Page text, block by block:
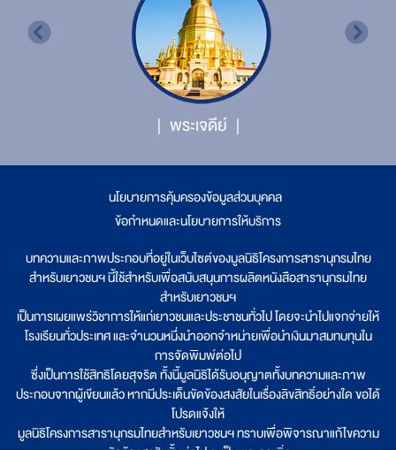
พระเจดีย์
นโยบายการคุ้มครองข้อมูลส่วนบุคคล
ข้อกำหนดและนโยบายการให้บริการ
บทความและภาพประกอบที่อยู่ในเว็บไซต์ของมูลนิธิโครงการสารานุกรมไทย
สำหรับเยาวชนฯ นี้ใช้สำหรับเพื่อสนับสนุนการผลิตหนังสือสารานุกรมไทย
สำหรับเยาวชนฯ
เป็นการเผยแพร่วิชาการให้แก่เยาวชนและประชาชนทั่วไป โดยจะนำไปแจกจ่ายให้
โรงเรียนทั่วประเทศ และจำนวนหนึ่งนำออกจำหน่ายเพื่อนำเงินมาสมทบทุนใน
การจัดพิมพ์ต่อไป
ซึ่งเป็นการใช้สิทธิโดยสุจริต ทั้งนี้มูลนิธิได้รับอนุญาตทั้งบทความและภาพ
ประกอบจากผู้เขียนแล้ว หากมีประเด็นขัดข้องสงสัยในเรื่องลิขสิทธิ์อย่างใด ขอได้
โปรดแจ้งให้
มูลนิธิโครงการสารานุกรมไทยสำหรับเยาวชนฯ ทราบเพื่อพิจารณาแก้ไขความ